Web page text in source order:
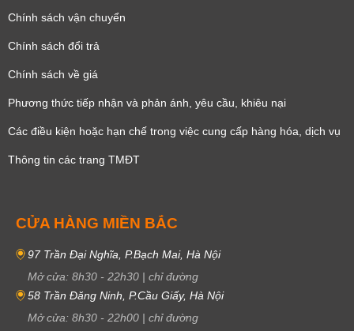
Chính sách vận chuyển
Chính sách đổi trả
Chính sách về giá
Phương thức tiếp nhận và phản ánh, yêu cầu, khiêu nại
Các điều kiện hoặc hạn chế trong việc cung cấp hàng hóa, dịch vụ
Thông tin các trang TMĐT
CỬA HÀNG MIỀN BẮC
97 Trần Đại Nghĩa, P.Bạch Mai, Hà Nội
Mở cửa: 8h30 - 22h30 | chỉ đường
58 Trần Đăng Ninh, P.Cầu Giấy, Hà Nội
Mở cửa: 8h30 - 22h00 | chỉ đường